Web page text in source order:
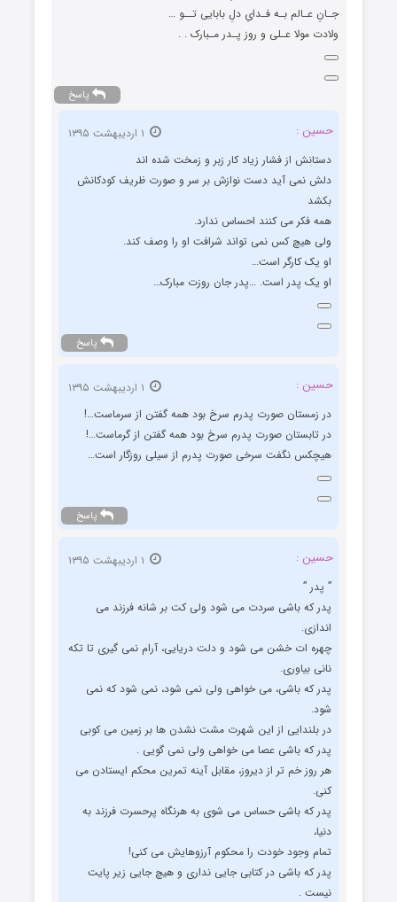
جـانِ عـالم بـه فـداىِ دلِ بابایى تــو …
ولادت مولا عـلی و روز پـدر مـبارک . .
پاسخ
حسین :
دستانش از فشار زیاد کار زبر و زمخت شده اند
دلش نمی آید دست نوازش بر سر و صورت ظریف کودکانش
بکشد
همه فکر می کنند احساس ندارد.
ولی هیچ کس نمی تواند شرافت او را وصف کند.
او یک کارگر است…
او یک پدر است. …پدر جان روزت مبارک…
پاسخ
حسین :
در زمستان صورت پدرم سرخ بود همه گفتن از سرماست…!
در تابستان صورت پدرم سرخ بود همه گفتن از گرماست…!
هیچکس نگفت سرخی صورت پدرم از سیلی روزگار است…
پاسخ
حسین :
” پدر ”
پدر که باشی سردت می شود ولی کت بر شانه فرزند می
اندازی.
چهره ات خشن می شود و دلت دریایی، آرام نمی گیری تا تکه
نانی بیاوری.
پدر که باشی، می خواهی ولی نمی شود، نمی شود که نمی
شود.
در بلندایی از این شهرت مشت نشدن ها بر زمین می کوبی
پدر که باشی عصا می خواهی ولی نمی گویی .
هر روز خم تر از دیروز، مقابل آینه تمرین محکم ایستادن می
کنی.
پدر که باشی حساس می شوی به هرنگاه پرحسرت فرزند به
دنیا،
تمام وجود خودت را محکوم آرزوهایش می کنی!
پدر که باشی در کتابی جایی نداری و هیچ جایی زیر پایت
نیست .